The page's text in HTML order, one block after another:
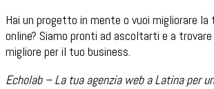
Hai un progetto in mente o vuoi migliorare la
online? Siamo pronti ad ascoltarti e a
migliore per il tuo business.
Echolab – La tua agenzia web a Latina per